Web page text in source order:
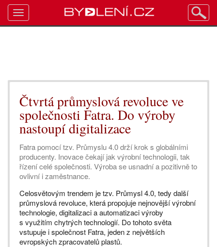
Čtvrtá průmyslová revoluce ve
společnosti Fatra. Do výroby
nastoupí digitalizace
Fatra pomocí tzv. Průmyslu 4.0 drží krok s globálními
producenty. Inovace čekají jak výrobní technologii, tak
řízení celé společnosti. Výroba se usnadní a pozitivně to
ovlivní i zaměstnance.
Celosvětovým trendem je tzv. Průmysl 4.0, tedy další
průmyslová revoluce, která propojuje nejnovější výrobní
technologie, digitalizaci a automatizaci výroby
s využitím chytrých technologií. Do tohoto světa
vstupuje i společnost Fatra, jeden z největších
evropských zpracovatelů plastů.
Toggle
navigation